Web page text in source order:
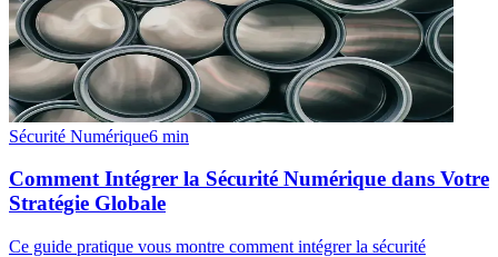
Sécurité Numérique6 min
Comment Intégrer la Sécurité Numérique dans Votre
Stratégie Globale
Ce guide pratique vous montre comment intégrer la sécurité